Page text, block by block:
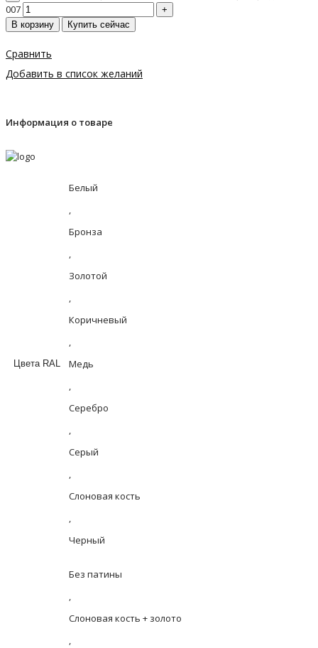
007
В корзину Купить сейчас
Сравнить
Добавить в список желаний
Информация о товаре
Цвета RAL
Белый
,
Бронза
,
Золотой
,
Коричневый
,
Медь
,
Серебро
,
Серый
,
Слоновая кость
,
Черный
Без патины
,
Слоновая кость + золото
,